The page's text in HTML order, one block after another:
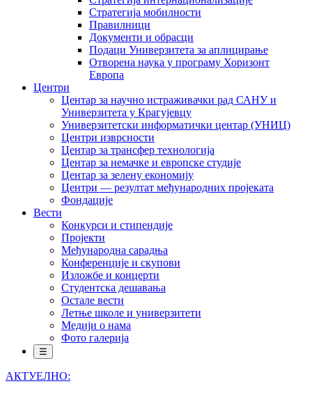
Стратегија мобилности
Правилници
Документи и обрасци
Подаци Универзитета за аплицирање
Отворена наука у програму Хоризонт
Европа
Центри
Центар за научно истраживачки рад САНУ и
Универзитета у Крагујевцу
Универзитетски информатички центар (УНИЦ)
Центри изврсности
Центар за трансфер технологија
Центар за немачке и европске студије
Центар за зелену економију
Центри — резултат међународних пројеката
Фондације
Вести
Конкурси и стипендије
Пројекти
Међународна сарадња
Конференције и скупови
Изложбе и концерти
Студентска дешавања
Остале вести
Летње школе и универзитети
Медији о нама
Фото галерија
☰
АКТУЕЛНО: